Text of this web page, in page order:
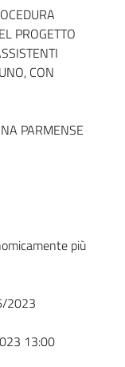
PROGETTO
CON
PARMENSE
più
2023
13:00